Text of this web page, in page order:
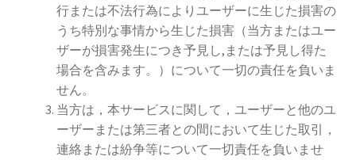
行または不法行為によりユーザーに生じた損害の
うち特別な事情から生じた損害（当方またはユー
ザーが損害発生につき予見し,または予見し得た
場合を含みます。）について一切の責任を負いま
せん。
当方は，本サービスに関して，ユーザーと他のユ
ーザーまたは第三者との間において生じた取引，
連絡または紛争等について一切責任を負いませ